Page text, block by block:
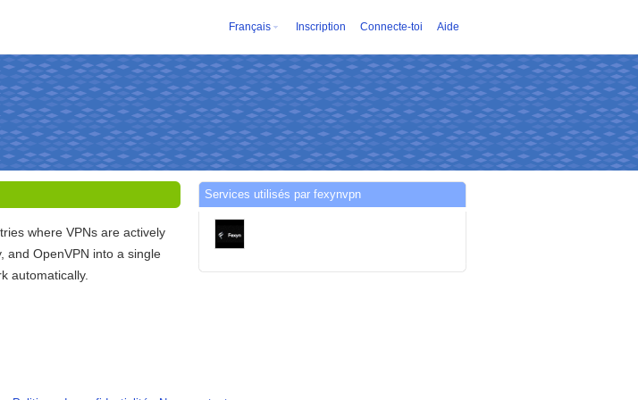
Français Inscription Connecte-toi Aide
where VPNs are actively
and OpenVPN into a single
automatically.
Services utilisés par fexynvpn